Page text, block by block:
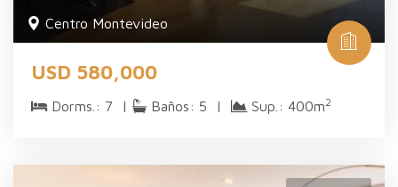
Centro Montevideo
USD 580,000
Dorms.: 7 | Baños: 5 | Sup.: 400m2